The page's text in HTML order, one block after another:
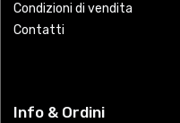
Condizioni di vendita
Contatti
Info & Ordini